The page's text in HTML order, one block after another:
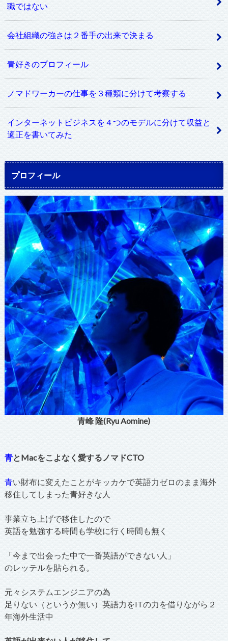
職ではない
会社組織の強さは２番手の出来で決まる
青好きのプロフィール
ノマドワーカーの仕事を３種類に分けて考察する
インターネットビジネスを４つのモデルに分けて収益と
適正を書いてみた
プロフィール
青峰 隆(Ryu Aomine)
青とMacをこよなく愛するノマドCTO
青い財布に変えたことがキッカケで英語力ゼロのまま海外
移住してしまった青好きな人
事業立ち上げで移住したので
英語を勉強する時間も学校に行く時間も無く
「今まで出会った中で一番英語ができない人」
のレッテルを貼られる。
元々システムエンジニアの為
足りない（というか無い）英語力をITの力を借りながら２
年海外生活中